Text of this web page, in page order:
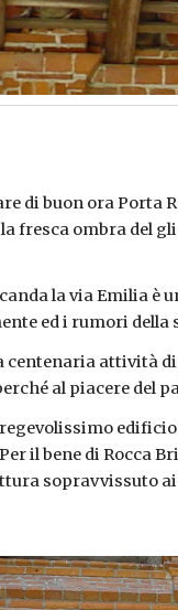
di buon ora Porta
fresca ombra del
la via Emilia
ed i rumori della
attività
al piacere del
il bene di Rocca
sopravvissuto